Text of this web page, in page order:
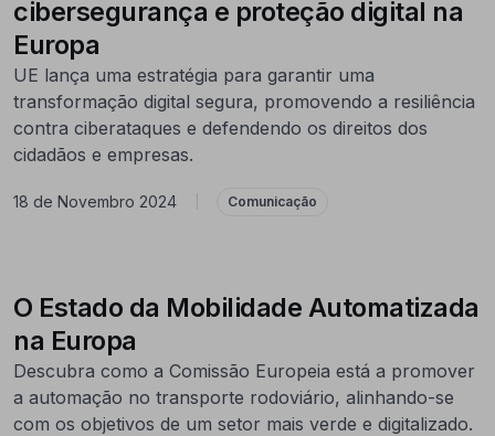
cibersegurança e proteção digital na
Europa
UE lança uma estratégia para garantir uma
transformação digital segura, promovendo a resiliência
contra ciberataques e defendendo os direitos dos
cidadãos e empresas.
18 de Novembro 2024 Comunicação
O Estado da Mobilidade Automatizada
na Europa
Descubra como a Comissão Europeia está a promover
a automação no transporte rodoviário, alinhando-se
com os objetivos de um setor mais verde e digitalizado.